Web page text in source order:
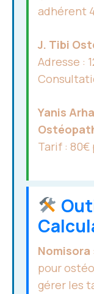
adhérent
J. Tibi
Adresse :
Yanis
Tarif : 80€
Nomisora
pour
gérer les